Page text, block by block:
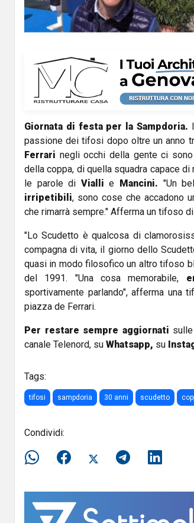
Giornata di festa per la Sampdoria.
passione dei tifosi dopo oltre un anno
Ferrari negli occhi della gente ci
della coppa, di quella squadra capace
le parole di Vialli e Mancini. "Un
irripetibili, sono cose che accadono
che rimarrà sempre." Afferma un tifoso
"Lo Scudetto è qualcosa di
compagna di vita, il giorno dello
quasi in modo filosofico un altro tifoso
del 1991. "Una cosa memorabile,
sportivamente parlando", afferma una
piazza de Ferrari.
Per restare sempre aggiornati
canale Telenord, su Whatsapp, su
Tags:
tifosi sampdoria 30 anni scudetto
Condividi: